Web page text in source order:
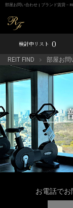
部屋お問い合わせ | ブランド賃貸－
検討中リスト 0
REIT FIND 部屋お問
お電話で